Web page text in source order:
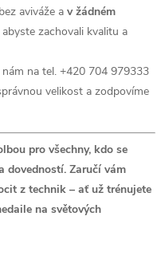
aviváže a v žádném
abyste zachovali kvalitu a
na tel. +420 704 979333
velikost a zodpovíme
pro všechny, kdo se
dovedností. Zaručí vám
z technik – ať už trénujete
na světových